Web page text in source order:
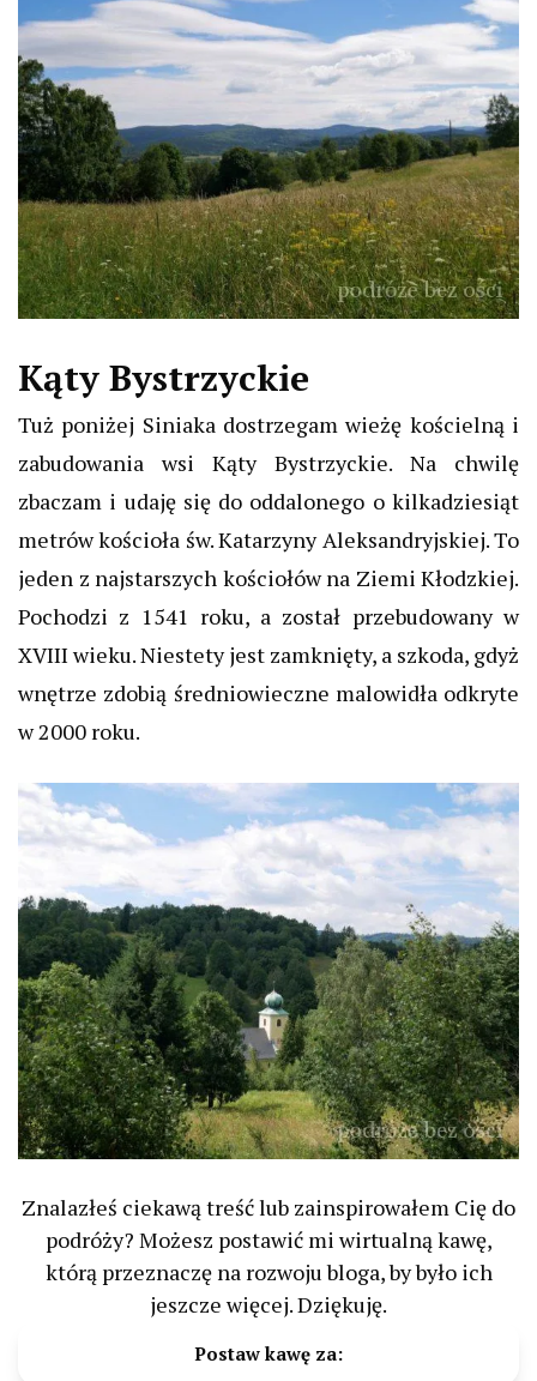
Kąty Bystrzyckie
Tuż poniżej Siniaka dostrzegam wieżę kościelną i
zabudowania wsi Kąty Bystrzyckie. Na chwilę
zbaczam i udaję się do oddalonego o kilkadziesiąt
metrów kościoła św. Katarzyny Aleksandryjskiej. To
jeden z najstarszych kościołów na Ziemi Kłodzkiej.
Pochodzi z 1541 roku, a został przebudowany w
XVIII wieku. Niestety jest zamknięty, a szkoda, gdyż
wnętrze zdobią średniowieczne malowidła odkryte
w 2000 roku.
Znalazłeś ciekawą treść lub zainspirowałem Cię do
podróży? Możesz postawić mi wirtualną kawę,
którą przeznaczę na rozwoju bloga, by było ich
jeszcze więcej. Dziękuję.
Postaw kawę za: